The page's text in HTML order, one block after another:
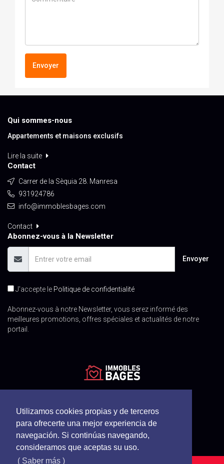
Utilizamos cookies propias y de terceros
para ofrecerte una mejor experiencia de
navegación. Si continúas navegando,
consideramos que aceptas su uso.
( Saber más )
Envoyer
Qui sommes-nous
Appartements et maisons exclusifs
Lire la suite
Contact
Carrer de la Sèquia 28. Manresa
931924786
info@immoblesbages.com
Contact
Abonnez-vous à la Newsletter
Envoyer
J'accepte le Politique de confidentialité
Abonnez-vous à notre Newsletter, vous serez informé des
meilleures promotions, offres spéciales et actualités de notre
portail.